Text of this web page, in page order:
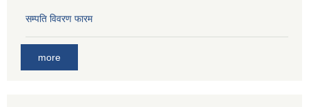
सम्पति विवरण फारम
more